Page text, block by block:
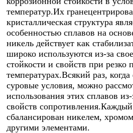
температур.Их
кристаллическая структура
особенностью сплавов на
никель действует как
широко используются из-за
стойкости и свойств при
температурах.Всякий раз,
суровые условия, можно
использования этих сплавов
свойств
сбалансирован никелем,
другими элементами.